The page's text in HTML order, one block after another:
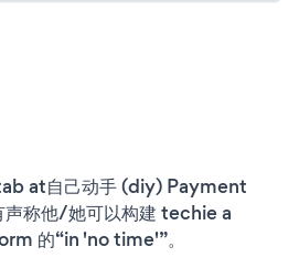
at自己动手 (diy) Payment
称他/她可以构建 techie a
的“in 'no time'”。